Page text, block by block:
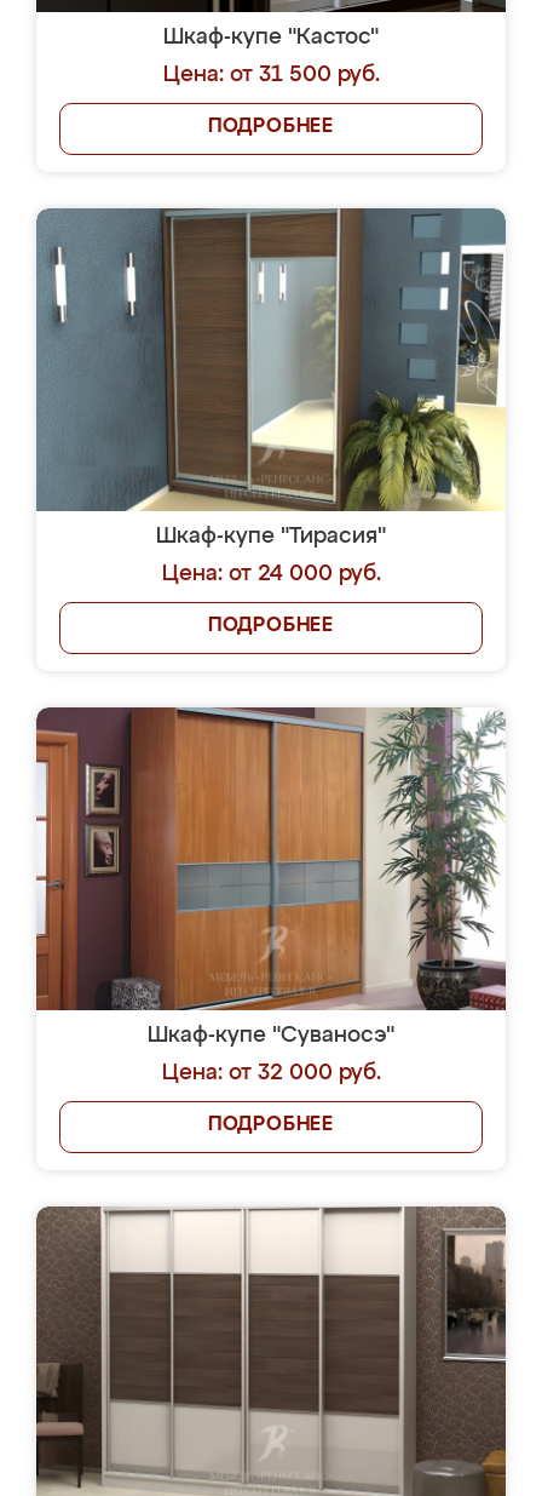
Шкаф-купе "Кастос"
Цена: от 31 500 руб.
ПОДРОБНЕЕ
Шкаф-купе "Тирасия"
Цена: от 24 000 руб.
ПОДРОБНЕЕ
Шкаф-купе "Суваносэ"
Цена: от 32 000 руб.
ПОДРОБНЕЕ